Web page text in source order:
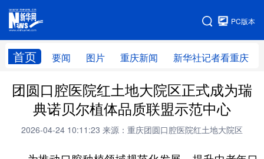
PC版本
首页 要闻 图片 重庆新闻 新华社记者看重庆
网站地图
团圆口腔医院红土地大院区正式成为瑞
典诺贝尔植体品质联盟示范中心
2026-04-24 10:11:23 来源：重庆团圆口腔医院红土地大院区